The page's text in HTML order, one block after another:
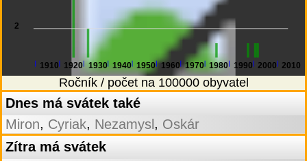
1910 1920 1930 1940 1950 1960 1970 1980 1990 2000 2010
2
Ročník / počet na 100000 obyvatel
Dnes má svátek také
Miron, Cyriak, Nezamysl , Oskár
Zítra má svátek